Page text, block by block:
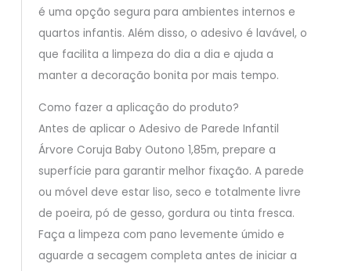
é uma opção segura para ambientes internos e
quartos infantis. Além disso, o adesivo é lavável, o
que facilita a limpeza do dia a dia e ajuda a
manter a decoração bonita por mais tempo.
Como fazer a aplicação do produto?
Antes de aplicar o Adesivo de Parede Infantil
Árvore Coruja Baby Outono 1,85m, prepare a
superfície para garantir melhor fixação. A parede
ou móvel deve estar liso, seco e totalmente livre
de poeira, pó de gesso, gordura ou tinta fresca.
Faça a limpeza com pano levemente úmido e
aguarde a secagem completa antes de iniciar a